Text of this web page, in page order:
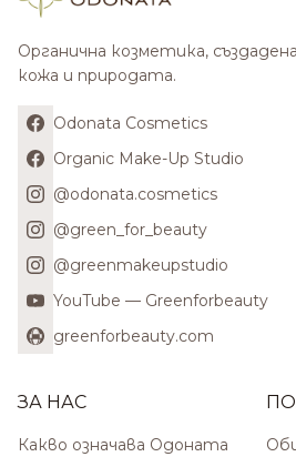
Органична козметика,
кожа и природата.
Odonata Cosmetics
Organic Make-Up Studio
@odonata.cosmetics
@green_for_beauty
@greenmakeupstudio
YouTube — Greenforbeauty
greenforbeauty.com
ЗА НАС
Какво означава Одоната